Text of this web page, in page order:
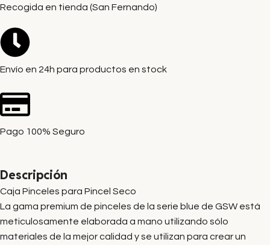
Recogida en tienda (San Fernando)
Envío en 24h para productos en stock
Pago 100% Seguro
Descripción
Caja Pinceles para Pincel Seco
La gama premium de pinceles de la serie blue de GSW está
meticulosamente elaborada a mano utilizando sólo
materiales de la mejor calidad y se utilizan para crear un